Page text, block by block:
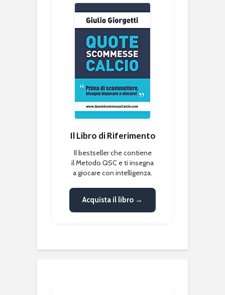
Il Libro di Riferimento
Il bestseller che contiene
il Metodo QSC e ti insegna
a giocare con intelligenza.
Acquista il libro →